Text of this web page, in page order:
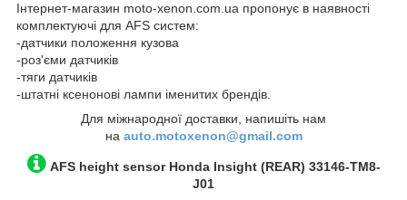
Інтернет-магазин moto-xenon.com.ua пропонує в наявності
комплектуючі для AFS систем:
-датчики положення кузова
-роз'єми датчиків
-тяги датчиків
-штатні ксенонові лампи іменитих брендів.
Для міжнародної доставки, напишіть нам
на auto.motoxenon@gmail.com
AFS height sensor Honda Insight (REAR) 33146-TM8-
J01